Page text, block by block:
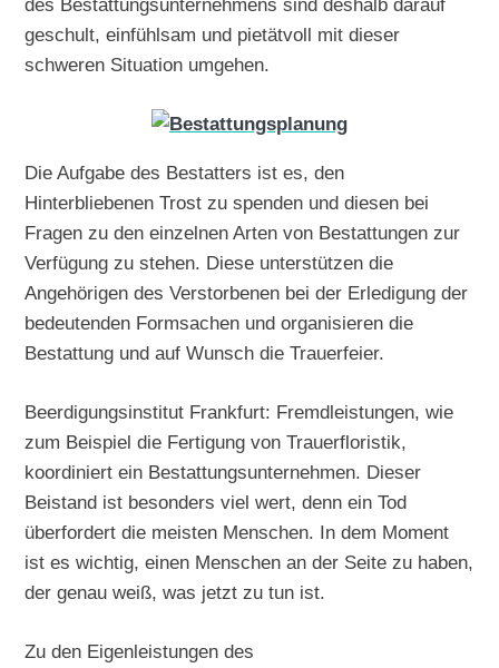
geschult, einfühlsam und pietätvoll mit dieser
schweren Situation umgehen.
Die Aufgabe des Bestatters ist es, den
Hinterbliebenen Trost zu spenden und diesen bei
Fragen zu den einzelnen Arten von Bestattungen zur
Verfügung zu stehen. Diese unterstützen die
Angehörigen des Verstorbenen bei der Erledigung der
bedeutenden Formsachen und organisieren die
Bestattung und auf Wunsch die Trauerfeier.
Beerdigungsinstitut Frankfurt: Fremdleistungen, wie
zum Beispiel die Fertigung von Trauerfloristik,
koordiniert ein Bestattungsunternehmen. Dieser
Beistand ist besonders viel wert, denn ein Tod
überfordert die meisten Menschen. In dem Moment
ist es wichtig, einen Menschen an der Seite zu haben,
der genau weiß, was jetzt zu tun ist.
Zu den Eigenleistungen des